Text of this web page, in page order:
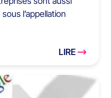
l’appellation
LIRE